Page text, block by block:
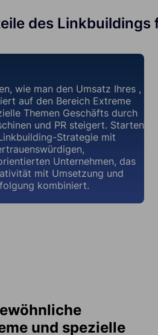
des
wie man den Umsatz Ihres ,
auf den Bereich Extreme
Themen Geschäfts durch
und PR steigert. Starten
Strategie mit
Unternehmen, das
mit Umsetzung und
kombiniert.
und spezielle